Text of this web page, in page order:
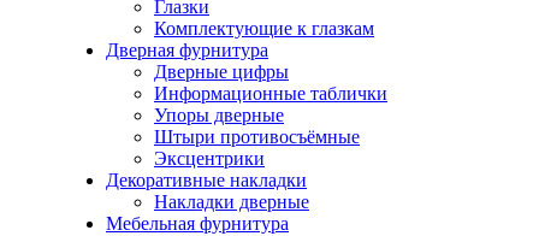
Глазки
Комплектующие к глазкам
Дверная фурнитура
Дверные цифры
Информационные таблички
Упоры дверные
Штыри противосъёмные
Эксцентрики
Декоративные накладки
Накладки дверные
Мебельная фурнитура